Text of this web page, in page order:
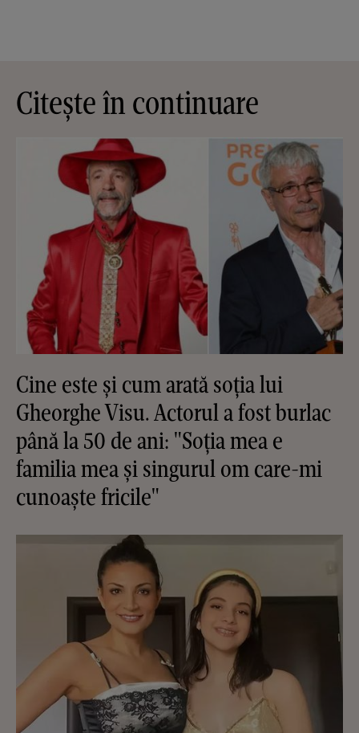
Citește în continuare
Cine este și cum arată soția lui
Gheorghe Visu. Actorul a fost burlac
până la 50 de ani: "Soția mea e
familia mea și singurul om care-mi
cunoaște fricile"